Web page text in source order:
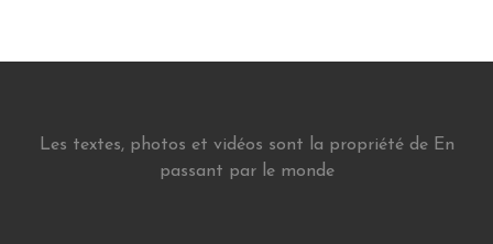
Les textes, photos et vidéos sont la propriété de En
passant par le monde